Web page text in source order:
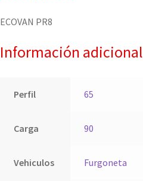
ECOVAN PR8
Información adicional
Perfil 65
Carga 90
Vehiculos Furgoneta